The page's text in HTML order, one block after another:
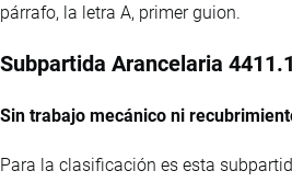
párrafo, la letra A, primer guion.
Subpartida Arancelaria
Sin trabajo mecánico ni
Para la clasificación es esta